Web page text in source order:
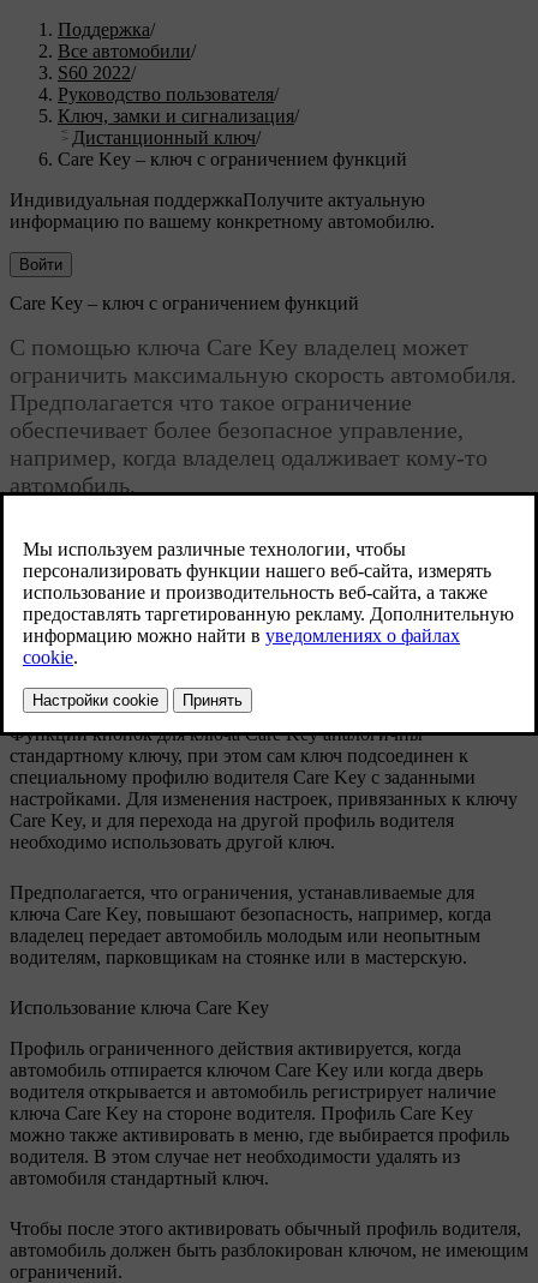
Поддержка/
Все автомобили/
S60 2022/
Руководство пользователя/
Ключ, замки и сигнализация/
Дистанционный ключ/
Care Key – ключ с ограничением функций
Индивидуальная поддержкаПолучите актуальную
информацию по вашему конкретному автомобилю.
Войти
Care Key – ключ с ограничением функций
С помощью ключа Care Key владелец может
ограничить максимальную скорость автомобиля.
Предполагается что такое ограничение
обеспечивает более безопасное управление,
например, когда владелец одалживает кому-то
автомобиль.
Функции кнопок для ключа Care Key аналогичны
стандартному ключу, при этом сам ключ подсоединен к
специальному профилю водителя Care Key с заданными
настройками. Для изменения настроек, привязанных к ключу
Care Key, и для перехода на другой профиль водителя
необходимо использовать другой ключ.
Предполагается, что ограничения, устанавливаемые для
ключа Care Key, повышают безопасность, например, когда
владелец передает автомобиль молодым или неопытным
водителям, парковщикам на стоянке или в мастерскую.
Использование ключа Care Key
Профиль ограниченного действия активируется, когда
автомобиль отпирается ключом Care Key или когда дверь
водителя открывается и автомобиль регистрирует наличие
ключа Care Key на стороне водителя. Профиль Care Key
можно также активировать в меню, где выбирается профиль
водителя. В этом случае нет необходимости удалять из
автомобиля стандартный ключ.
Чтобы после этого активировать обычный профиль водителя,
автомобиль должен быть разблокирован ключом, не имеющим
ограничений.